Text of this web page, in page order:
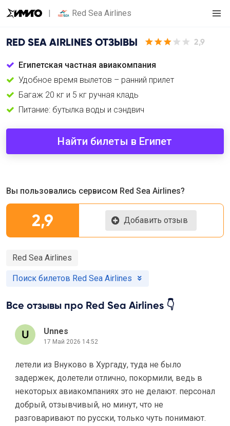
Red Sea Airlines
RED SEA AIRLINES ОТЗЫВЫ 2,9
Египетская частная авиакомпания
Удобное время вылетов – ранний прилет
Багаж 20 кг и 5 кг ручная кладь
Питание: бутылка воды и сэндвич
Найти билеты в Египет
Вы пользовались сервисом Red Sea Airlines?
2,9 Добавить отзыв
Red Sea Airlines
Поиск билетов Red Sea Airlines
Все отзывы про Red Sea Airlines 👇
Unnes
17 Май 2026 14:52
летели из Внуково в Хургаду, туда не было
задержек, долетели отлично, покормили, ведь в
некоторых авиакомпаниях это не делают. персонал
добрый, отзывчивый, но минут, что не
разговаривают по русски, только чуть понимают.